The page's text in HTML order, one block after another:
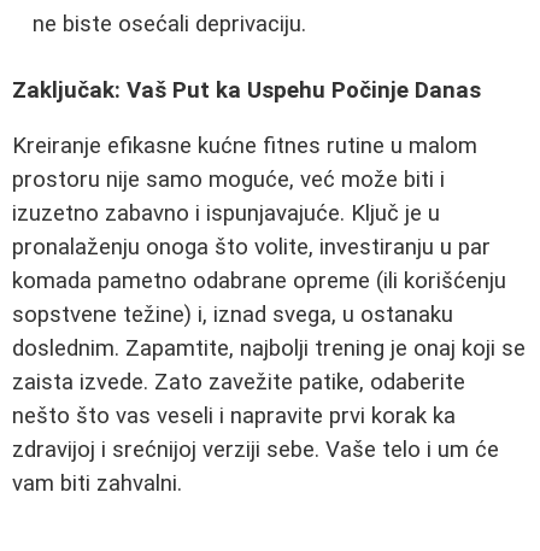
ne biste osećali deprivaciju.
Zaključak: Vaš Put ka Uspehu Počinje Danas
Kreiranje efikasne kućne fitnes rutine u malom
prostoru nije samo moguće, već može biti i
izuzetno zabavno i ispunjavajuće. Ključ je u
pronalaženju onoga što volite, investiranju u par
komada pametno odabrane opreme (ili korišćenju
sopstvene težine) i, iznad svega, u ostanaku
doslednim. Zapamtite, najbolji trening je onaj koji se
zaista izvede. Zato zavežite patike, odaberite
nešto što vas veseli i napravite prvi korak ka
zdravijoj i srećnijoj verziji sebe. Vaše telo i um će
vam biti zahvalni.